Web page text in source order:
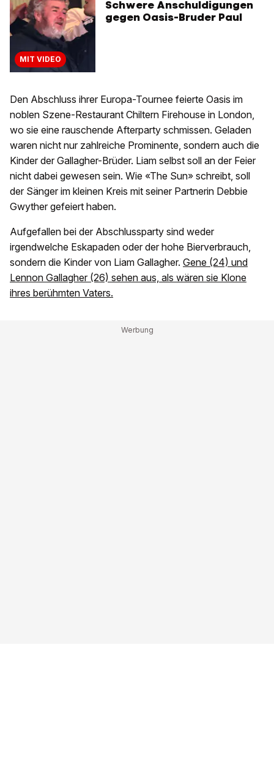
MIT VIDEO
Schwere Anschuldigungen
gegen Oasis-Bruder Paul
Den Abschluss ihrer Europa-Tournee feierte Oasis im
noblen Szene-Restaurant Chiltern Firehouse in London,
wo sie eine rauschende Afterparty schmissen. Geladen
waren nicht nur zahlreiche Prominente, sondern auch die
Kinder der Gallagher-Brüder. Liam selbst soll an der Feier
nicht dabei gewesen sein. Wie «The Sun» schreibt, soll
der Sänger im kleinen Kreis mit seiner Partnerin Debbie
Gwyther gefeiert haben.
Aufgefallen bei der Abschlussparty sind weder
irgendwelche Eskapaden oder der hohe Bierverbrauch,
sondern die Kinder von Liam Gallagher. Gene (24) und
Lennon Gallagher (26) sehen aus, als wären sie Klone
ihres berühmten Vaters.